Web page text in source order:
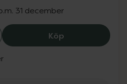
31 december
KöpKlean Kanteen